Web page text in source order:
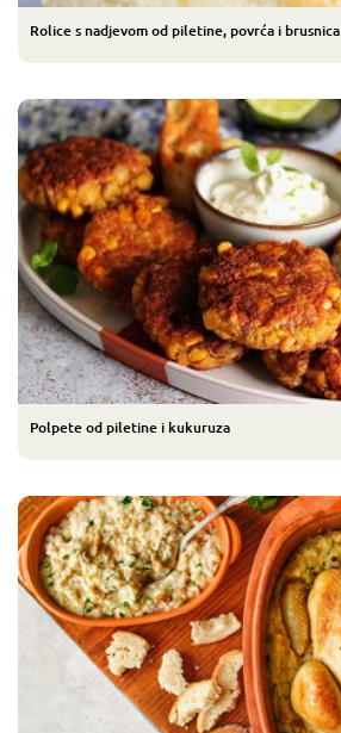
Rolice s nadjevom od piletine, povrća i brusnica
Polpete od piletine i kukuruza